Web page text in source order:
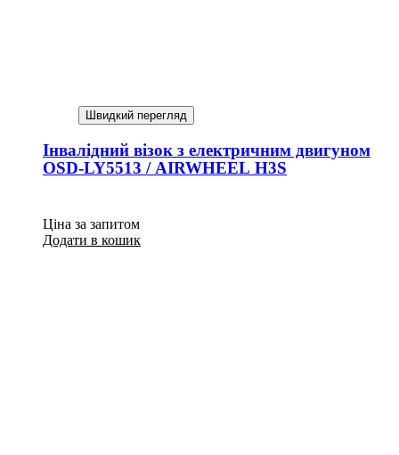
Швидкий перегляд
Інвалідний візок з електричним двигуном
OSD-LY5513 / AIRWHEEL H3S
Ціна за запитом
Додати в кошик